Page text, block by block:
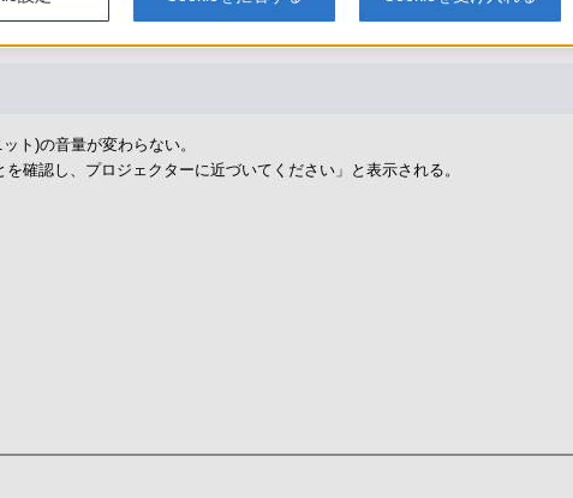
)の操作ができない(LSPX-P1)
ト)の音量が変わらない。
確認し、プロジェクターに近づいてください」と表示される。